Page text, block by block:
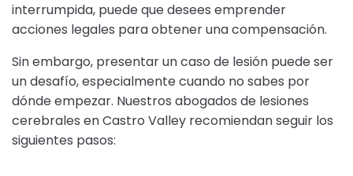
interrumpida, puede que desees emprender
acciones legales para obtener una compensación.
Sin embargo, presentar un caso de lesión puede ser
un desafío, especialmente cuando no sabes por
dónde empezar. Nuestros abogados de lesiones
cerebrales en Castro Valley recomiendan seguir los
siguientes pasos: